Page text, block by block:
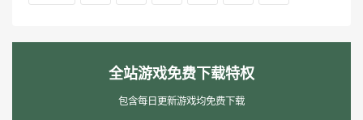
全站游戏免费下载特权
包含每日更新游戏均免费下载